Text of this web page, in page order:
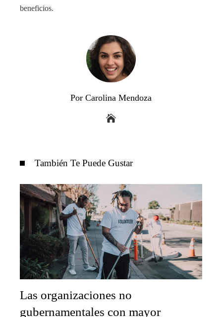
beneficios.
Por Carolina Mendoza
También Te Puede Gustar
Las organizaciones no
gubernamentales con mayor